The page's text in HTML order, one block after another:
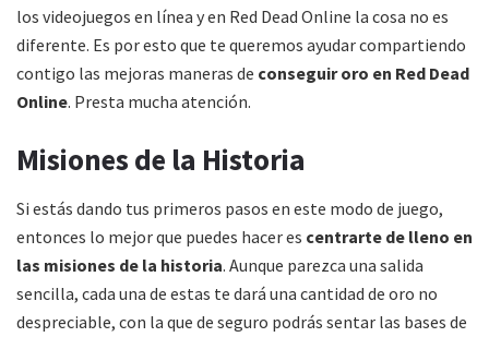
los videojuegos en línea y en Red Dead Online la cosa no es
diferente. Es por esto que te queremos ayudar compartiendo
contigo las mejoras maneras de conseguir oro en Red Dead
Online. Presta mucha atención.
Misiones de la Historia
Si estás dando tus primeros pasos en este modo de juego,
entonces lo mejor que puedes hacer es centrarte de lleno en
las misiones de la historia. Aunque parezca una salida
sencilla, cada una de estas te dará una cantidad de oro no
despreciable, con la que de seguro podrás sentar las bases de